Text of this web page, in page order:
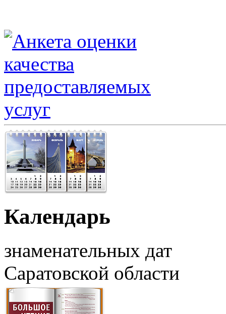
Календарь
знаменательных дат
Саратовской области